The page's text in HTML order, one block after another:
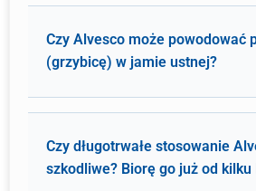
Czy Alvesco może powodować
(grzybicę) w jamie ustnej?
Czy długotrwałe stosowanie
szkodliwe? Biorę go już od kilku